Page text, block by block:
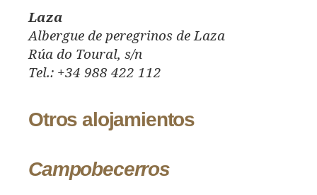
Laza
Albergue de peregrinos de Laza
Rúa do Toural, s/n
Tel.: +34 988 422 112
Otros alojamientos
Campobecerros